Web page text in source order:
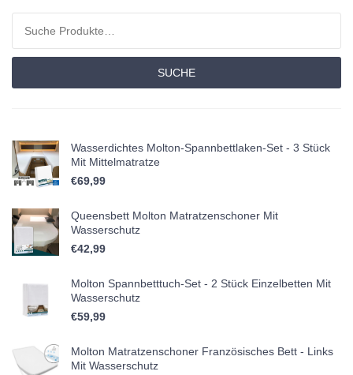
SUCHE
Wasserdichtes Molton-Spannbettlaken-Set - 3 Stück
Mit Mittelmatratze
€69,99
Queensbett Molton Matratzenschoner Mit
Wasserschutz
€42,99
Molton Spannbetttuch-Set - 2 Stück Einzelbetten Mit
Wasserschutz
€59,99
Molton Matratzenschoner Französisches Bett - Links
Mit Wasserschutz